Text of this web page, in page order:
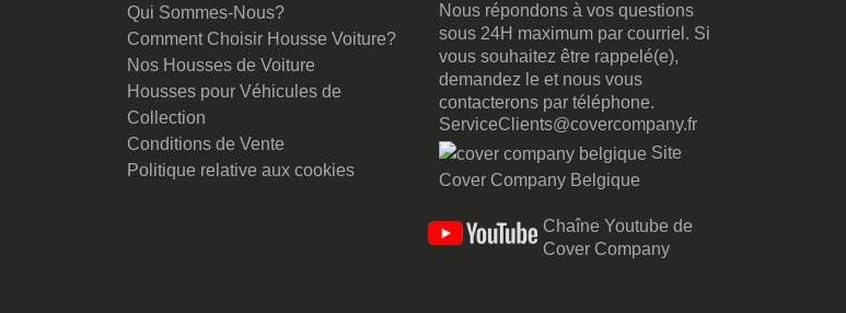
Qui Sommes-Nous?
Comment Choisir Housse Voiture?
Nos Housses de Voiture
Housses pour Véhicules de
Collection
Conditions de Vente
Politique relative aux cookies
Nous répondons à vos questions
sous 24H maximum par courriel. Si
vous souhaitez être rappelé(e),
demandez le et nous vous
contacterons par téléphone.
ServiceClients@covercompany.fr
Site
Cover Company Belgique
Chaîne Youtube de
Cover Company